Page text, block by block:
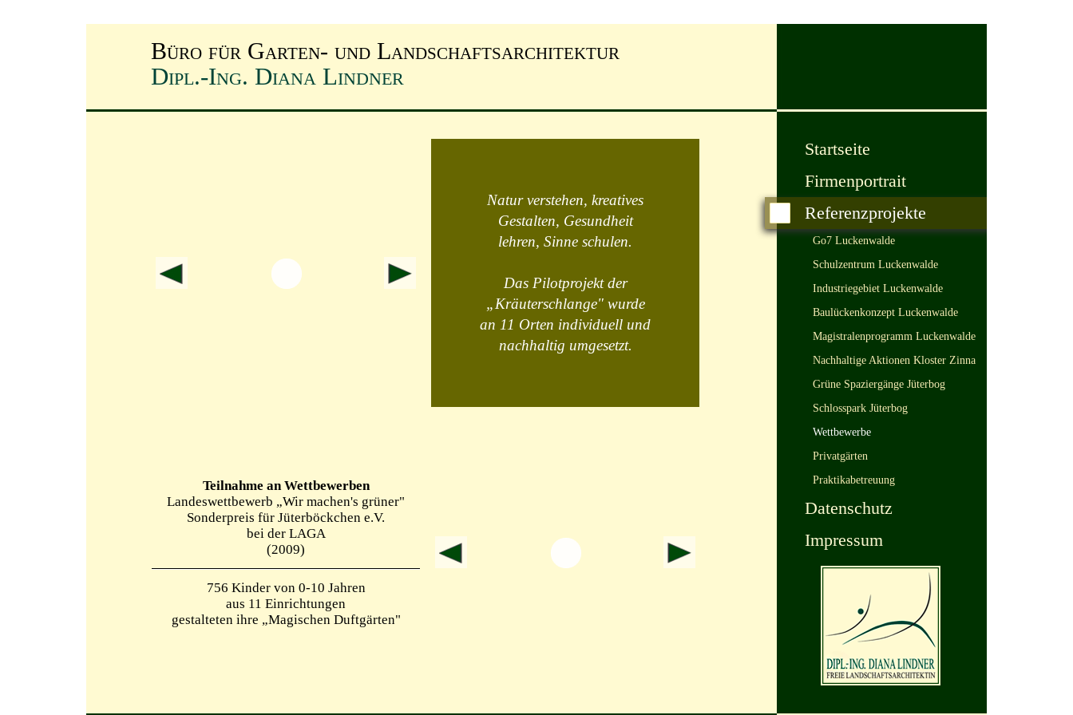
Dipl.-Ing. Diana Lindner
Büro für Garten- und Landschaftsarchitektur
Natur verstehen, kreatives
Gestalten, Gesundheit
lehren, Sinne schulen.
Das Pilotprojekt der
„Kräuterschlange" wurde
an 11 Orten individuell und
nachhaltig umgesetzt.
Teilnahme an Wettbewerben
Landeswettbewerb „Wir machen's grüner"
Sonderpreis für Jüterböckchen e.V.
bei der LAGA
(2009)
756 Kinder von 0-10 Jahren
aus 11 Einrichtungen
gestalteten ihre „Magischen Duftgärten"
Startseite
Firmenportrait
Referenzprojekte
Go7 Luckenwalde
Schulzentrum Luckenwalde
Industriegebiet Luckenwalde
Baulückenkonzept Luckenwalde
Magistralenprogramm Luckenwalde
Nachhaltige Aktionen Kloster Zinna
Grüne Spaziergänge Jüterbog
Schlosspark Jüterbog
Wettbewerbe
Privatgärten
Praktikabetreuung
Datenschutz
Impressum